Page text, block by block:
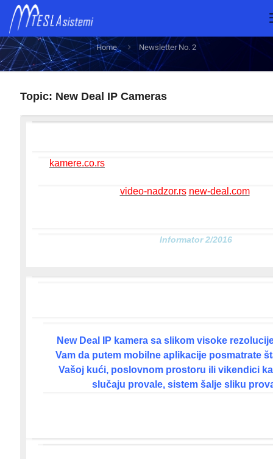
Home Newsletter No. 2
Topic: New Deal IP Cameras
kamere.co.rs
video-nadzor.rs new-deal.com
Informator 2/2016
New Deal IP kamera sa slikom visoke
Vam da putem mobilne aplikacije posmatrate
Vašoj kući, poslovnom prostoru ili vikendici
slučaju provale, sistem šalje sliku